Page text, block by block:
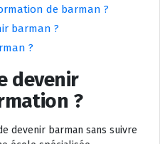
de barman ?
barman ?
?
devenir
?
devenir barman sans suivre